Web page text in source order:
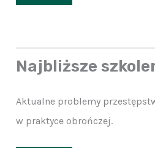
Najbliższe
Aktualne problemy
w praktyce obrończej.